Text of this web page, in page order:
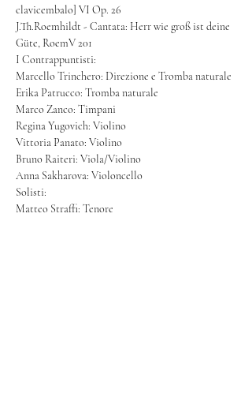
clavicembalo] VI Op. 26
J.Th.Roemhildt - Cantata: Herr wie groß ist deine
Güte, RoemV 201
I Contrappuntisti:
Marcello Trinchero: Direzione e Tromba naturale
Erika Patrucco: Tromba naturale
Marco Zanco: Timpani
Regina Yugovich: Violino
Vittoria Panato: Violino
Bruno Raiteri: Viola/Violino
Anna Sakharova: Violoncello
Solisti:
Matteo Straffi: Tenore